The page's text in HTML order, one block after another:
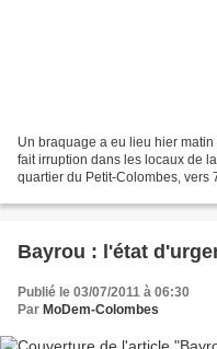
Un braquage a eu lieu hier
fait irruption dans les locaux de
quartier du Petit-Colombes, vers
Bayrou : l'état
Publié le 03/07/2011 à 06:30
Par MoDem-Colombes